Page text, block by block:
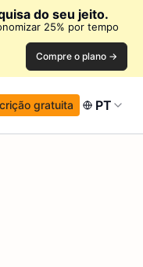
do seu jeito.
25% por tempo
Compre o plano →
gratuita PT